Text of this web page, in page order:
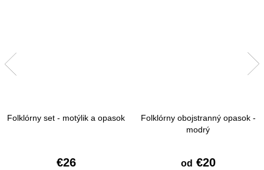
Folklórny set - motýlik a opasok
€26
Folklórny obojstranný opasok -
modrý
od €20